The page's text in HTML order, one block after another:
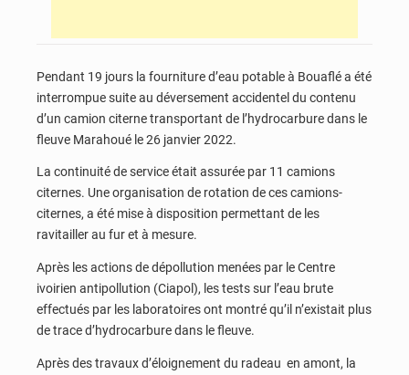
Pendant 19 jours la fourniture d’eau potable à Bouaflé a été
interrompue suite au déversement accidentel du contenu
d’un camion citerne transportant de l’hydrocarbure dans le
fleuve Marahoué le 26 janvier 2022.
La continuité de service était assurée par 11 camions
citernes. Une organisation de rotation de ces camions-
citernes, a été mise à disposition permettant de les
ravitailler au fur et à mesure.
Après les actions de dépollution menées par le Centre
ivoirien antipollution (Ciapol), les tests sur l’eau brute
effectués par les laboratoires ont montré qu’il n’existait plus
de trace d’hydrocarbure dans le fleuve.
Après des travaux d’éloignement du radeau en amont, la